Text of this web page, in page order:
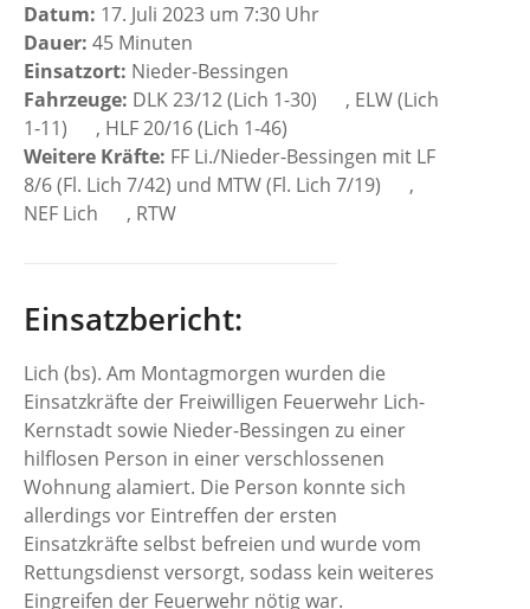
Datum: 17. Juli 2023 um 7:30 Uhr
Dauer: 45 Minuten
Einsatzort: Nieder-Bessingen
Fahrzeuge: DLK 23/12 (Lich 1-30)
, ELW (Lich
1-11)
, HLF 20/16 (Lich 1-46)
Weitere Kräfte: FF Li./Nieder-Bessingen mit LF
8/6 (Fl. Lich 7/42) und MTW (Fl. Lich 7/19)
,
NEF Lich
, RTW
Einsatzbericht:
Lich (bs). Am Montagmorgen wurden die
Einsatzkräfte der Freiwilligen Feuerwehr Lich-
Kernstadt sowie Nieder-Bessingen zu einer
hilflosen Person in einer verschlossenen
Wohnung alamiert. Die Person konnte sich
allerdings vor Eintreffen der ersten
Einsatzkräfte selbst befreien und wurde vom
Rettungsdienst versorgt, sodass kein weiteres
Eingreifen der Feuerwehr nötig war.